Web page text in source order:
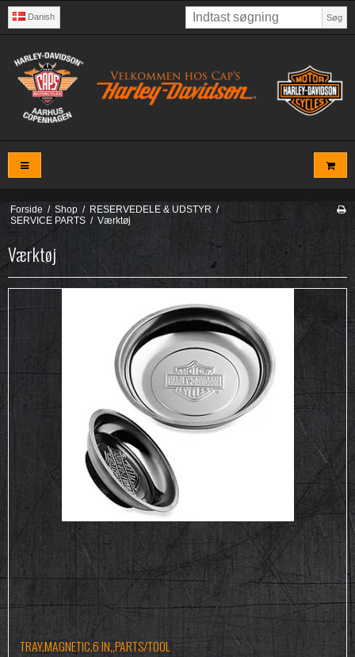
Danish Søg
Forside / Shop / RESERVEDELE & UDSTYR /
SERVICE PARTS / Værktøj
Værktøj
TRAY,MAGNETIC,6 IN,,PARTS/TOOL